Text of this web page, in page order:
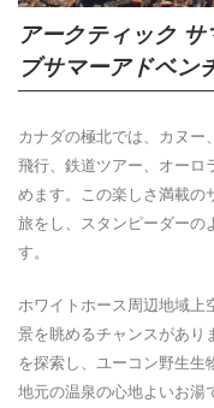
アークティック
ブサマーアドベン
カナダの極北では、カヌ
飛行、鉄道ツアー、オーロ
めます。この楽しさ満載の
旅をし、スタンピーダーの
す。
ホワイトホース周辺地域上
景を眺めるチャンスがあり
を探索し、ユーコン野生生
地元の温泉の心地よいお湯